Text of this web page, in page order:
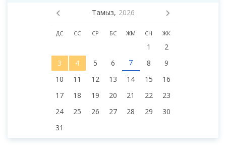
Тамыз, 2026
ДС СС СР БС ЖМ СН ЖК
1
2
3
4 5 6 7 8
9
10
11 12 13 14 15
16
17
18 19 20 21 22
23
24
25 26 27 28 29
30
31